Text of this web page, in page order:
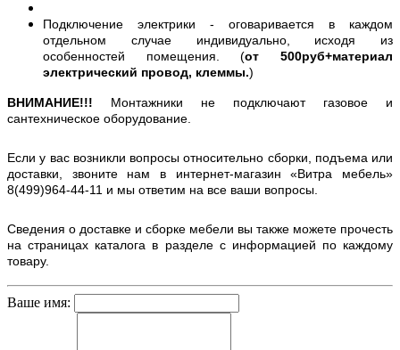
Подключение электрики - оговаривается в каждом
отдельном случае индивидуально, исходя из
особенностей помещения. (от 500руб+материал
электрический провод, клеммы.)
ВНИМАНИЕ!!! Монтажники не подключают газовое и
сантехническое оборудование.
Если у вас возникли вопросы относительно сборки, подъема или
доставки, звоните нам в интернет-магазин «Витра мебель»
8(499)964-44-11 и мы ответим на все ваши вопросы.
Сведения о доставке и сборке мебели вы также можете прочесть
на страницах каталога в разделе с информацией по каждому
товару.
Ваше имя: